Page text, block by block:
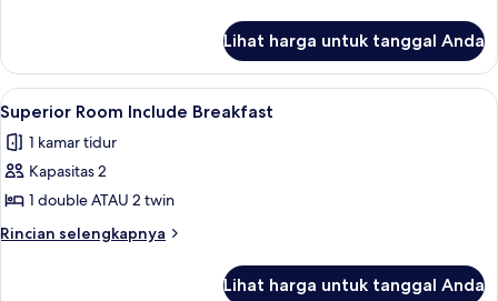
Deluxe
Room
Only
(New)
Lihat harga untuk tanggal Anda
Lihat
semua
foto
untuk
Superior
Room
2
Superior Room Include Breakfast
1 kamar tidur
Kapasitas 2
1 double ATAU 2 twin
Rincian selengkapnya
Rincian
Lihat harga untuk tanggal Anda